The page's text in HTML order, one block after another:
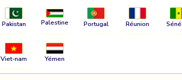
Pakistan Palestine Portugal Réunion
Viet-nam Yémen